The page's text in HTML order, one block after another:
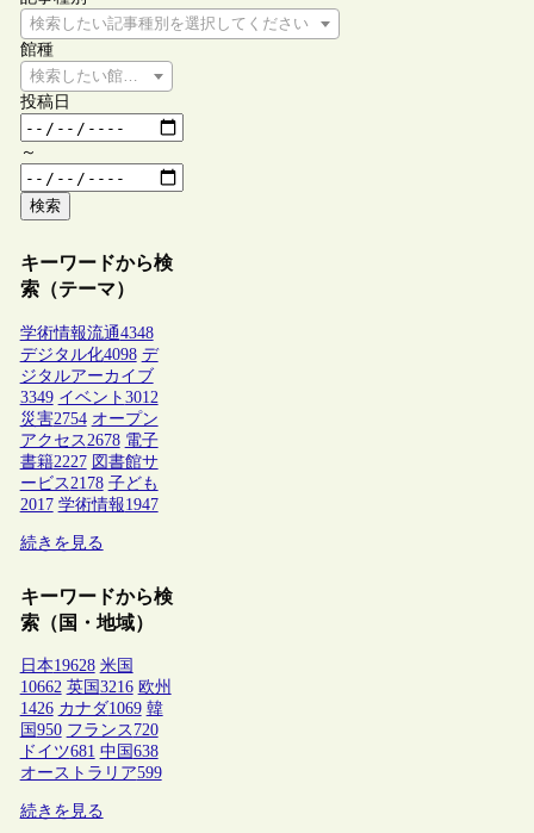
検索したい記事種別を選択してください
館種
検索したい館種を選択してください
投稿日
～
検索
キーワードから検
索（テーマ）
学術情報流通4348
デジタル化4098 デ
ジタルアーカイブ
3349 イベント 3012
災害2754 オープン
アクセス 2678 電子
書籍2227 図書館サ
ービス 2178 子ども
2017 学術情報1947
続きを見る
キーワードから検
索（国・地域）
日本19628 米国
10662 英国 3216 欧州
1426 カナダ1069 韓
国 950 フランス 720
ドイツ681 中国 638
オーストラリア599
続きを見る